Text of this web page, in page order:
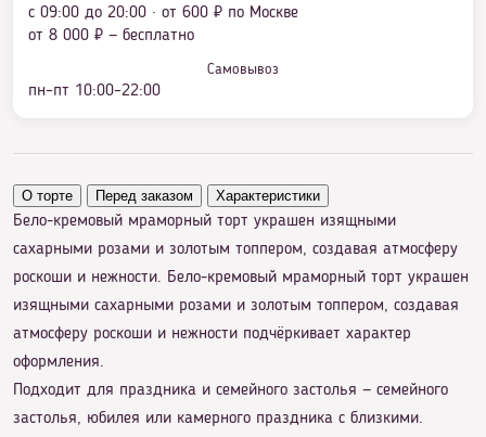
с 09:00 до 20:00 · от 600 ₽ по Москве
от 8 000 ₽ — бесплатно
Самовывоз
пн–пт 10:00–22:00
О торте Перед заказом Характеристики
Бело-кремовый мраморный торт украшен изящными
сахарными розами и золотым топпером, создавая атмосферу
роскоши и нежности. Бело-кремовый мраморный торт украшен
изящными сахарными розами и золотым топпером, создавая
атмосферу роскоши и нежности подчёркивает характер
оформления.
Подходит для праздника и семейного застолья — семейного
застолья, юбилея или камерного праздника с близкими.